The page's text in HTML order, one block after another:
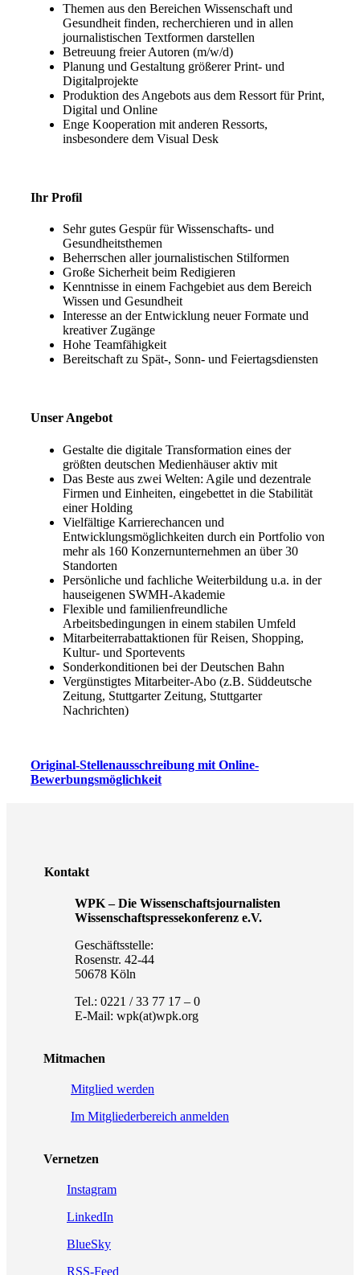
Themen aus den Bereichen Wissenschaft und
Gesundheit finden, recherchieren und in allen
journalistischen Textformen darstellen
Betreuung freier Autoren (m/w/d)
Planung und Gestaltung größerer Print- und
Digitalprojekte
Produktion des Angebots aus dem Ressort für Print,
Digital und Online
Enge Kooperation mit anderen Ressorts,
insbesondere dem Visual Desk
Ihr Profil
Sehr gutes Gespür für Wissenschafts- und
Gesundheitsthemen
Beherrschen aller journalistischen Stilformen
Große Sicherheit beim Redigieren
Kenntnisse in einem Fachgebiet aus dem Bereich
Wissen und Gesundheit
Interesse an der Entwicklung neuer Formate und
kreativer Zugänge
Hohe Teamfähigkeit
Bereitschaft zu Spät-, Sonn- und Feiertagsdiensten
Unser Angebot
Gestalte die digitale Transformation eines der
größten deutschen Medienhäuser aktiv mit
Das Beste aus zwei Welten: Agile und dezentrale
Firmen und Einheiten, eingebettet in die Stabilität
einer Holding
Vielfältige Karrierechancen und
Entwicklungsmöglichkeiten durch ein Portfolio von
mehr als 160 Konzernunternehmen an über 30
Standorten
Persönliche und fachliche Weiterbildung u.a. in der
hauseigenen SWMH-Akademie
Flexible und familienfreundliche
Arbeitsbedingungen in einem stabilen Umfeld
Mitarbeiterrabattaktionen für Reisen, Shopping,
Kultur- und Sportevents
Sonderkonditionen bei der Deutschen Bahn
Vergünstigtes Mitarbeiter-Abo (z.B. Süddeutsche
Zeitung, Stuttgarter Zeitung, Stuttgarter
Nachrichten)
Original-Stellenausschreibung mit Online-
Bewerbungsmöglichkeit
Kontakt
WPK – Die Wissenschaftsjournalisten
Wissenschaftspressekonferenz e.V.
Geschäftsstelle:
Rosenstr. 42-44
50678 Köln
Tel.: 0221 / 33 77 17 – 0
E-Mail: wpk(at)wpk.org
Mitmachen
Mitglied werden
Im Mitgliederbereich anmelden
Vernetzen
Instagram
LinkedIn
BlueSky
RSS-Feed